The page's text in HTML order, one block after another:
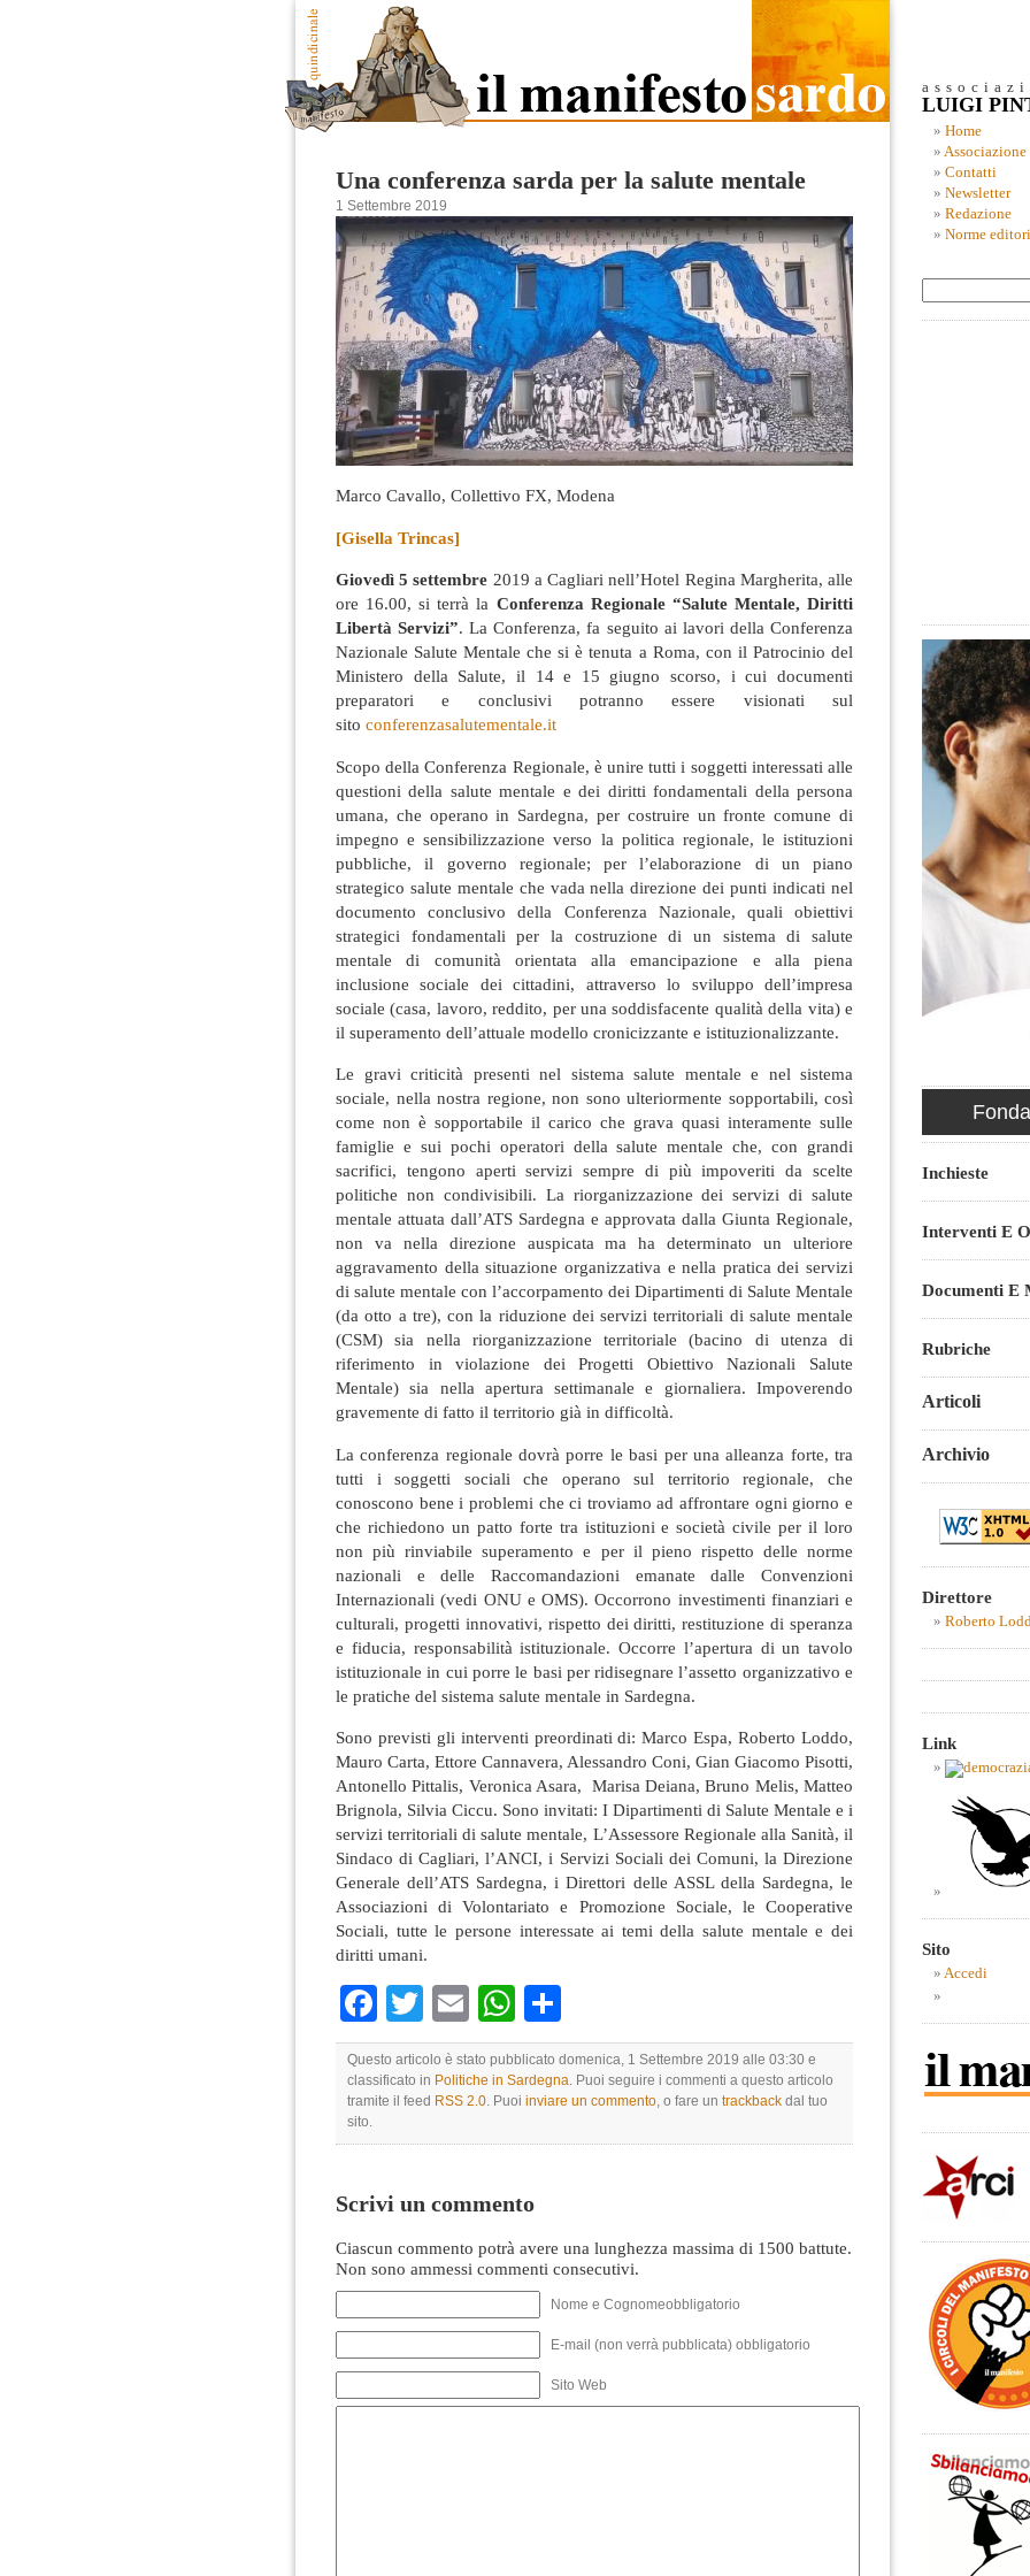
Una conferenza sarda per la salute mentale
1 Settembre 2019
Marco Cavallo, Collettivo FX, Modena
[Gisella Trincas]
Giovedì 5 settembre 2019 a Cagliari nell’Hotel Regina Margherita, alle
ore 16.00, si terrà la Conferenza Regionale “Salute Mentale, Diritti
Libertà Servizi”. La Conferenza, fa seguito ai lavori della Conferenza
Nazionale Salute Mentale che si è tenuta a Roma, con il Patrocinio del
Ministero della Salute, il 14 e 15 giugno scorso, i cui documenti
preparatori e conclusivi potranno essere visionati sul
sito conferenzasalutementale.it
Scopo della Conferenza Regionale, è unire tutti i soggetti interessati alle
questioni della salute mentale e dei diritti fondamentali della persona
umana, che operano in Sardegna, per costruire un fronte comune di
impegno e sensibilizzazione verso la politica regionale, le istituzioni
pubbliche, il governo regionale; per l’elaborazione di un piano
strategico salute mentale che vada nella direzione dei punti indicati nel
documento conclusivo della Conferenza Nazionale, quali obiettivi
strategici fondamentali per la costruzione di un sistema di salute
mentale di comunità orientata alla emancipazione e alla piena
inclusione sociale dei cittadini, attraverso lo sviluppo dell’impresa
sociale (casa, lavoro, reddito, per una soddisfacente qualità della vita) e
il superamento dell’attuale modello cronicizzante e istituzionalizzante.
Le gravi criticità presenti nel sistema salute mentale e nel sistema
sociale, nella nostra regione, non sono ulteriormente sopportabili, così
come non è sopportabile il carico che grava quasi interamente sulle
famiglie e sui pochi operatori della salute mentale che, con grandi
sacrifici, tengono aperti servizi sempre di più impoveriti da scelte
politiche non condivisibili. La riorganizzazione dei servizi di salute
mentale attuata dall’ATS Sardegna e approvata dalla Giunta Regionale,
non va nella direzione auspicata ma ha determinato un ulteriore
aggravamento della situazione organizzativa e nella pratica dei servizi
di salute mentale con l’accorpamento dei Dipartimenti di Salute Mentale
(da otto a tre), con la riduzione dei servizi territoriali di salute mentale
(CSM) sia nella riorganizzazione territoriale (bacino di utenza di
riferimento in violazione dei Progetti Obiettivo Nazionali Salute
Mentale) sia nella apertura settimanale e giornaliera. Impoverendo
gravemente di fatto il territorio già in difficoltà.
La conferenza regionale dovrà porre le basi per una alleanza forte, tra
tutti i soggetti sociali che operano sul territorio regionale, che
conoscono bene i problemi che ci troviamo ad affrontare ogni giorno e
che richiedono un patto forte tra istituzioni e società civile per il loro
non più rinviabile superamento e per il pieno rispetto delle norme
nazionali e delle Raccomandazioni emanate dalle Convenzioni
Internazionali (vedi ONU e OMS). Occorrono investimenti finanziari e
culturali, progetti innovativi, rispetto dei diritti, restituzione di speranza
e fiducia, responsabilità istituzionale. Occorre l’apertura di un tavolo
istituzionale in cui porre le basi per ridisegnare l’assetto organizzativo e
le pratiche del sistema salute mentale in Sardegna.
Sono previsti gli interventi preordinati di: Marco Espa, Roberto Loddo,
Mauro Carta, Ettore Cannavera, Alessandro Coni, Gian Giacomo Pisotti,
Antonello Pittalis, Veronica Asara, Marisa Deiana, Bruno Melis, Matteo
Brignola, Silvia Ciccu. Sono invitati: I Dipartimenti di Salute Mentale e i
servizi territoriali di salute mentale, L’Assessore Regionale alla Sanità, il
Sindaco di Cagliari, l’ANCI, i Servizi Sociali dei Comuni, la Direzione
Generale dell’ATS Sardegna, i Direttori delle ASSL della Sardegna, le
Associazioni di Volontariato e Promozione Sociale, le Cooperative
Sociali, tutte le persone interessate ai temi della salute mentale e dei
diritti umani.
Facebook
TwitterEmailWhatsApp
Questo articolo è stato pubblicato domenica, 1 Settembre 2019 alle 03:30 e
classificato in Politiche in Sardegna. Puoi seguire i commenti a questo articolo
tramite il feed RSS 2.0. Puoi inviare un commento, o fare un trackback dal tuo
sito.
Scrivi un commento
Ciascun commento potrà avere una lunghezza massima di 1500 battute.
Non sono ammessi commenti consecutivi.
Nome e Cognomeobbligatorio
E-mail (non verrà pubblicata) obbligatorio
Sito Web
LUIGI
Home
Associazione
Contatti
Newsletter
Redazione
Norme
Inchieste
Interventi E
Documenti E
Rubriche
Articoli
Archivio
Direttore
Roberto
Link
Sito
Accedi